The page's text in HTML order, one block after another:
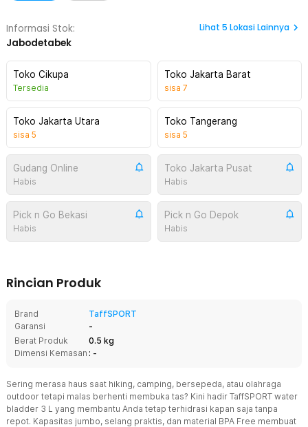
Informasi Stok:
Jabodetabek
Lihat 5 Lokasi Lainnya
Toko Cikupa
Tersedia
Toko Jakarta Barat
sisa 7
Toko Jakarta Utara
sisa 5
Toko Tangerang
sisa 5
Gudang Online
Habis
Toko Jakarta Pusat
Habis
Pick n Go Bekasi
Habis
Pick n Go Depok
Habis
Rincian Produk
Brand
TaffSPORT
Garansi
-
Berat Produk
0.5 kg
Dimensi Kemasan : -
Sering merasa haus saat hiking, camping, bersepeda, atau olahraga
outdoor tetapi malas berhenti membuka tas? Kini hadir TaffSPORT water
bladder 3 L yang membantu Anda tetap terhidrasi kapan saja tanpa
repot. Kapasitas jumbo, selang praktis, dan material BPA Free membuat